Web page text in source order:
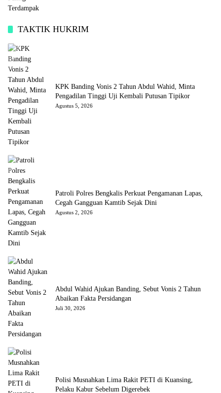
TAKTIK HUKRIM
KPK Banding Vonis 2 Tahun Abdul Wahid, Minta
Pengadilan Tinggi Uji Kembali Putusan Tipikor
Agustus 5, 2026
Patroli Polres Bengkalis Perkuat Pengamanan Lapas,
Cegah Gangguan Kamtib Sejak Dini
Agustus 2, 2026
Abdul Wahid Ajukan Banding, Sebut Vonis 2 Tahun
Abaikan Fakta Persidangan
Juli 30, 2026
Polisi Musnahkan Lima Rakit PETI di Kuansing,
Pelaku Kabur Sebelum Digerebek